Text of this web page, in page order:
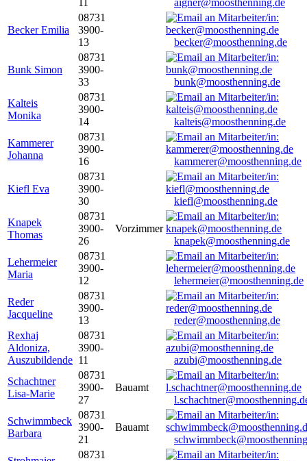
aigner@moosthenning.de
Becker Emilia
08731
3900-
13
becker@moosthenning.de
Bunk Simon
08731
3900-
33
bunk@moosthenning.de
Kalteis
Monika
08731
3900-
14
kalteis@moosthenning.de
Kammerer
Johanna
08731
3900-
16
kammerer@moosthenning.de
Kiefl Eva
08731
3900-
30
kiefl@moosthenning.de
Knapek
Thomas
08731
3900-
26
Vorzimmer
knapek@moosthenning.de
Lehermeier
Maria
08731
3900-
12
lehermeier@moosthenning.de
Reder
Jacqueline
08731
3900-
13
reder@moosthenning.de
Rexhaj
Aldoniza,
Auszubildende
08731
3900-
11
azubi@moosthenning.de
Schachtner
Lisa-Marie
08731
3900-
27
Bauamt
Schwimmbeck
Barbara
08731
3900-
21
Bauamt
08731